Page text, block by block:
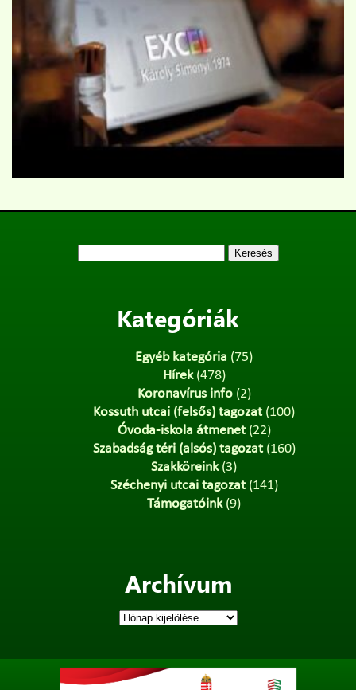
Kategóriák
Egyéb kategória (75)
Hírek(478)
Koronavírus info(2)
Kossuth utcai (felsős) tagozat(100)
Óvoda-iskola átmenet(22)
Szabadság téri (alsós) tagozat(160)
Szakköreink(3)
Széchenyi utcai tagozat(141)
Támogatóink(9)
Archívum
Archívum